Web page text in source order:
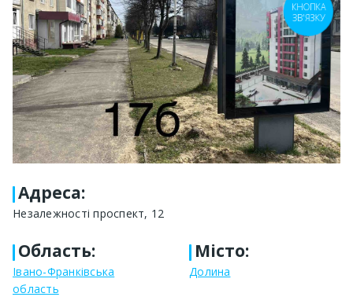
Адреса:
Незалежності проспект, 12
Область:
Івано-Франківська
область
Місто:
Долина
КНОПКА
ЗВ'ЯЗКУ